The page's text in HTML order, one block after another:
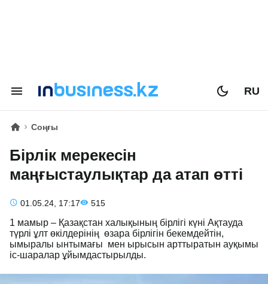
RU
Соңғы
Бірлік мерекесін
маңғыстаулықтар да атап өтті
01.05.24, 17:17 515
1 мамыр – Қазақстан халықының бірлігі күні Ақтауда
түрлі ұлт өкілдерінің өзара бірлігін бекемдейтін,
ымыралы ынтымағы мен ырысын арттыратын ауқымы
іс-шаралар ұйымдастырылды.